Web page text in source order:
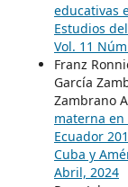
educativas
Estudios
Vol. 11
Franz
García
Zambrano
materna en
Ecuador
Cuba y
Abril, 2024